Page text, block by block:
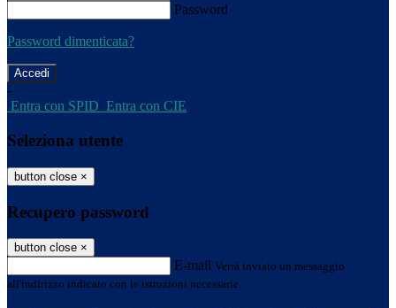
Password
Password dimenticata?
-
Entra con SPID Entra con CIE
Seleziona utente
button close ×
Recupero password
button close ×
E-mail Verrà inviato un messaggio
all'indirizzo indicato con le istruzioni necessarie.